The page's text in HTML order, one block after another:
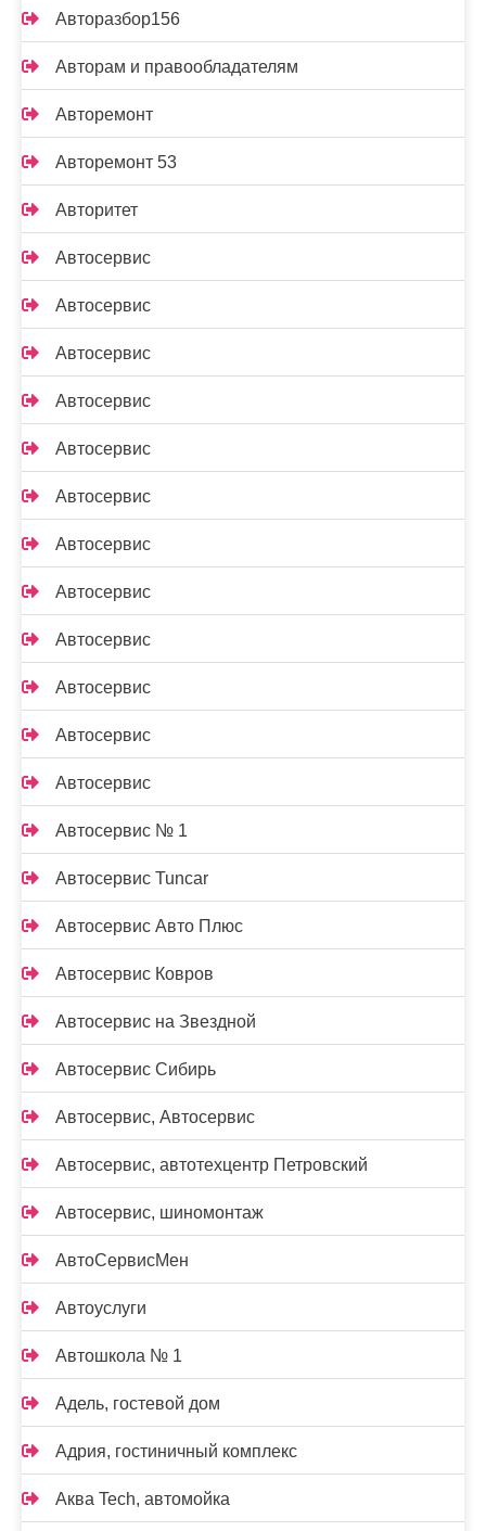
Авторазбор156
Авторам и правообладателям
Авторемонт
Авторемонт 53
Авторитет
Автосервис
Автосервис
Автосервис
Автосервис
Автосервис
Автосервис
Автосервис
Автосервис
Автосервис
Автосервис
Автосервис
Автосервис
Автосервис № 1
Автосервис Tuncar
Автосервис Авто Плюс
Автосервис Ковров
Автосервис на Звездной
Автосервис Сибирь
Автосервис, Автосервис
Автосервис, автотехцентр Петровский
Автосервис, шиномонтаж
АвтоСервисМен
Автоуслуги
Автошкола № 1
Адель, гостевой дом
Адрия, гостиничный комплекс
Аква Tech, автомойка